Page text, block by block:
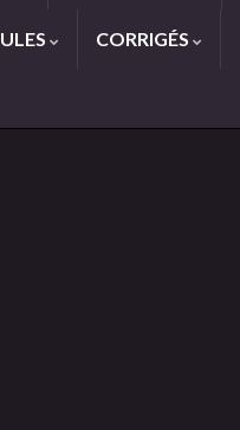
CORRIGÉS